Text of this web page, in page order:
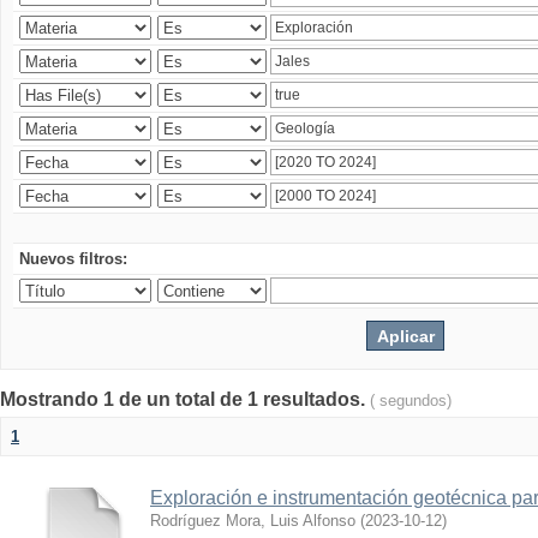
Nuevos filtros:
Mostrando 1 de un total de 1 resultados. ( segundos)
1
Exploración e instrumentación geotécnica
Rodríguez Mora, Luis Alfonso (2023-10-12)